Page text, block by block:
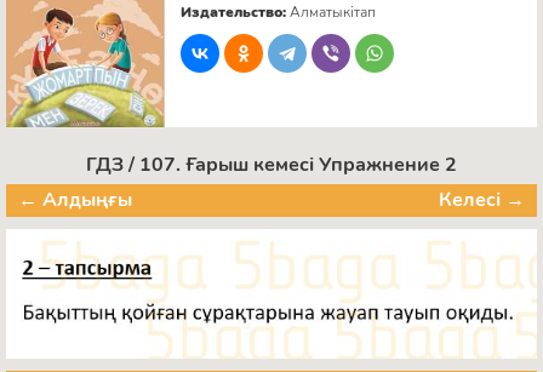
Издательство:Алматыкітап
ГДЗ / 107. Ғарыш кемесі Упражнение 2
← Алдыңғы
Келесі →